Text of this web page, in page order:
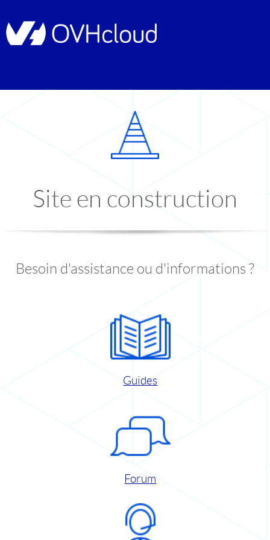
Site en construction
Besoin d'assistance ou d'informations ?
Guides
Forum